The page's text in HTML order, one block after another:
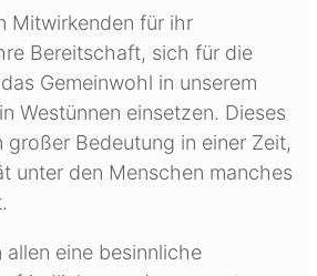
Mitwirkenden für ihr
Bereitschaft, sich für die
Gemeinwohl in unserem
Westünnen einsetzen. Dieses
großer Bedeutung in einer Zeit,
unter den Menschen manches
eine besinnliche